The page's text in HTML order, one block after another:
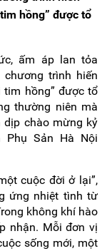
hồng” được tổ
ấm áp lan tỏa
trình hiến
tim hồng” được tổ
thường niên mà
dịp chào mừng kỷ
Phụ Sản Hà Nội
cuộc đời ở lại”,
ứng nhiệt tình từ
không khí hào
nhận. Mỗi đơn vị
sống mới, một